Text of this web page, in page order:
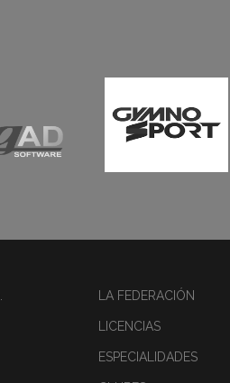
LA FEDERACIÓN
LICENCIAS
ESPECIALIDADES